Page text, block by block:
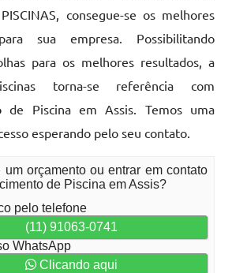
consegue-se os melhores
sua empresa. Possibilitando
para os melhores resultados, a
torna-se referência com
de Piscina em Assis. Temos uma
esperando pelo seu contato.
um orçamento ou entrar em contato
de Piscina em Assis?
pelo telefone
(11) 91063-0741
WhatsApp
Clicando aqui